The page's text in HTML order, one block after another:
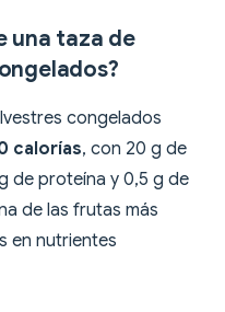
una taza de
congelados
calorías, con 20 g de
de proteína y 0,5 g de
de las frutas más
en nutrientes